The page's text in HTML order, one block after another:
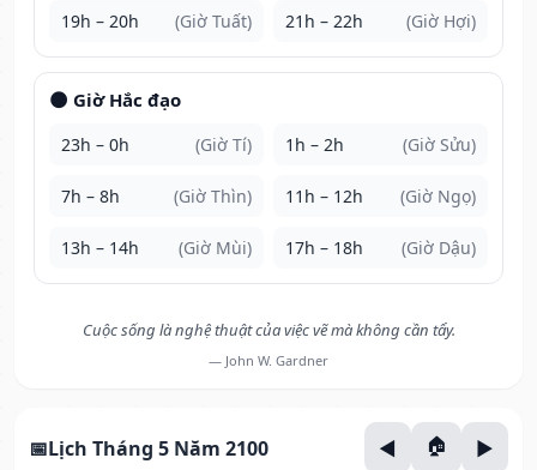
19h – 20h (Giờ Tuất) 21h – 22h (Giờ Hợi)
🌑 Giờ Hắc đạo
23h – 0h (Giờ Tí) 1h – 2h (Giờ Sửu)
7h – 8h (Giờ Thìn) 11h – 12h (Giờ Ngọ)
13h – 14h (Giờ Mùi) 17h – 18h (Giờ Dậu)
Cuộc sống là nghệ thuật của việc vẽ mà không cần tẩy.
— John W. Gardner
Lịch Tháng 5 Năm 2100